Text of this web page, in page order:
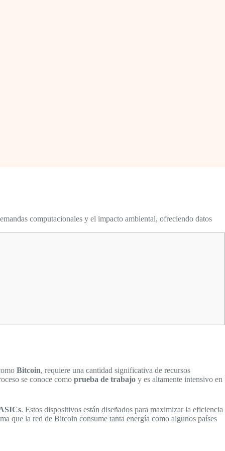
computacionales y el impacto ambiental, ofreciendo datos
Bitcoin, requiere una cantidad significativa de recursos
se conoce como prueba de trabajo y es altamente intensivo en
. Estos dispositivos están diseñados para maximizar la eficiencia
que la red de Bitcoin consume tanta energía como algunos países